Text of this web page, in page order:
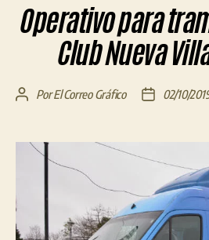
Operativo para
Club Nueva
Autor
entrada
PorEl Correo Gráfico
Fecha02/10/